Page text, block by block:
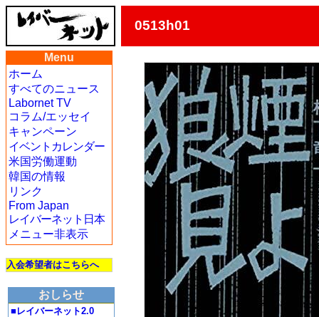
0513h01
Menu
ホーム
すべてのニュース
Labornet TV
コラム/エッセイ
キャンペーン
イベントカレンダー
米国労働運動
韓国の情報
リンク
From Japan
レイバーネット日本
メニュー非表示
入会希望者はこちらへ
おしらせ
■レイバーネット2.0